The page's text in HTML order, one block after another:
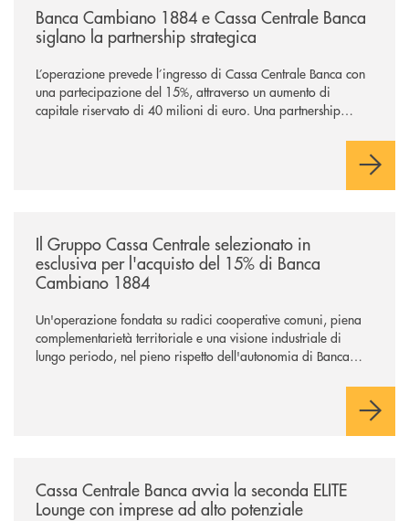
Banca Cambiano 1884 e Cassa Centrale Banca
siglano la partnership strategica
L’operazione prevede l’ingresso di Cassa Centrale Banca con
una partecipazione del 15%, attraverso un aumento di
capitale riservato di 40 milioni di euro. Una partnership
comuni e sulla prossimità ai territori, per ampliare l’offerta e
Il Gruppo Cassa Centrale selezionato in
esclusiva per l'acquisto del 15% di Banca
Cambiano 1884
Un'operazione fondata su radici cooperative comuni, piena
complementarietà territoriale e una visione industriale di
lungo periodo, nel pieno rispetto dell'autonomia di Banca
negoziazione esclusiva per la finalizzazione dell’operazione.
Cassa Centrale Banca avvia la seconda ELITE
Lounge con imprese ad alto potenziale